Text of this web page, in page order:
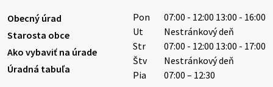
6. augusta 2026 08:12
5. augusta 2026 13:10
Obecný úrad
Starosta obce
Ako vybaviť na úrade
Úradná tabuľa
Pon
07:00 - 12:00 13:00 - 16:00
Ut
Nestránkový deň
Str
07:00 - 12:00 13:00 - 17:00
Štv
Nestránkový deň
Pia
07:00 – 12:30